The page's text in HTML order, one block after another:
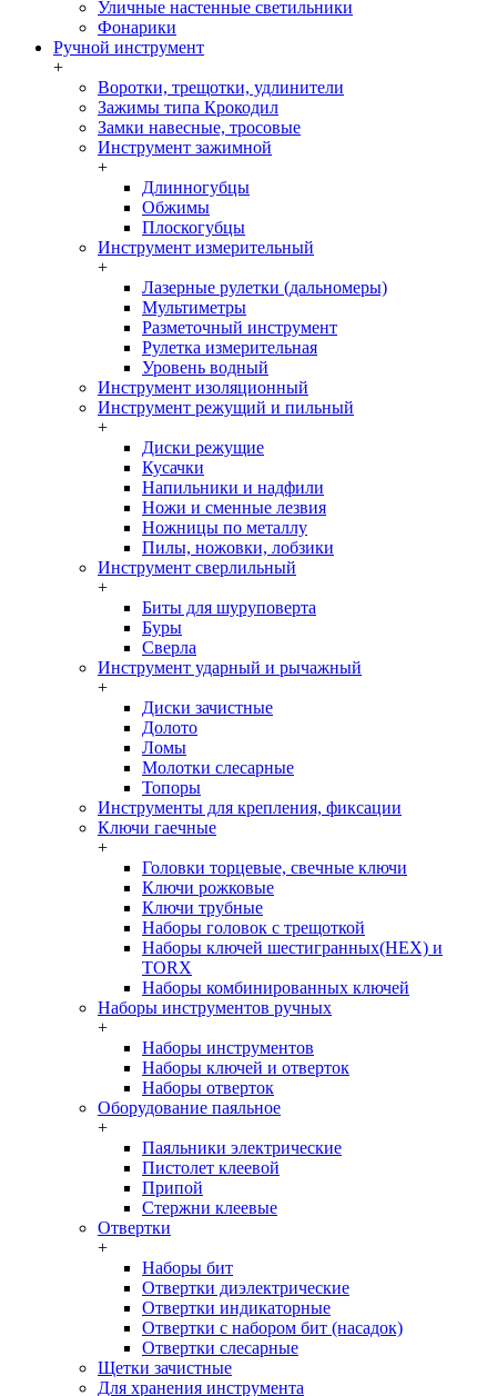
Уличные настенные светильники
Фонарики
Ручной инструмент
+
Воротки, трещотки, удлинители
Зажимы типа Крокодил
Замки навесные, тросовые
Инструмент зажимной
+
Длинногубцы
Обжимы
Плоскогубцы
Инструмент измерительный
+
Лазерные рулетки (дальномеры)
Мультиметры
Разметочный инструмент
Рулетка измерительная
Уровень водный
Инструмент изоляционный
Инструмент режущий и пильный
+
Диски режущие
Кусачки
Напильники и надфили
Ножи и сменные лезвия
Ножницы по металлу
Пилы, ножовки, лобзики
Инструмент сверлильный
+
Биты для шуруповерта
Буры
Сверла
Инструмент ударный и рычажный
+
Диски зачистные
Долото
Ломы
Молотки слесарные
Топоры
Инструменты для крепления, фиксации
Ключи гаечные
+
Головки торцевые, свечные ключи
Ключи рожковые
Ключи трубные
Наборы головок c трещоткой
Наборы ключей шестигранных(HEX) и
TORX
Наборы комбинированных ключей
Наборы инструментов ручных
+
Наборы инструментов
Наборы ключей и отверток
Наборы отверток
Оборудование паяльное
+
Паяльники электрические
Пистолет клеевой
Припой
Стержни клеевые
Отвертки
+
Наборы бит
Отвертки диэлектрические
Отвертки индикаторные
Отвертки с набором бит (насадок)
Отвертки слесарные
Щетки зачистные
Для хранения инструмента